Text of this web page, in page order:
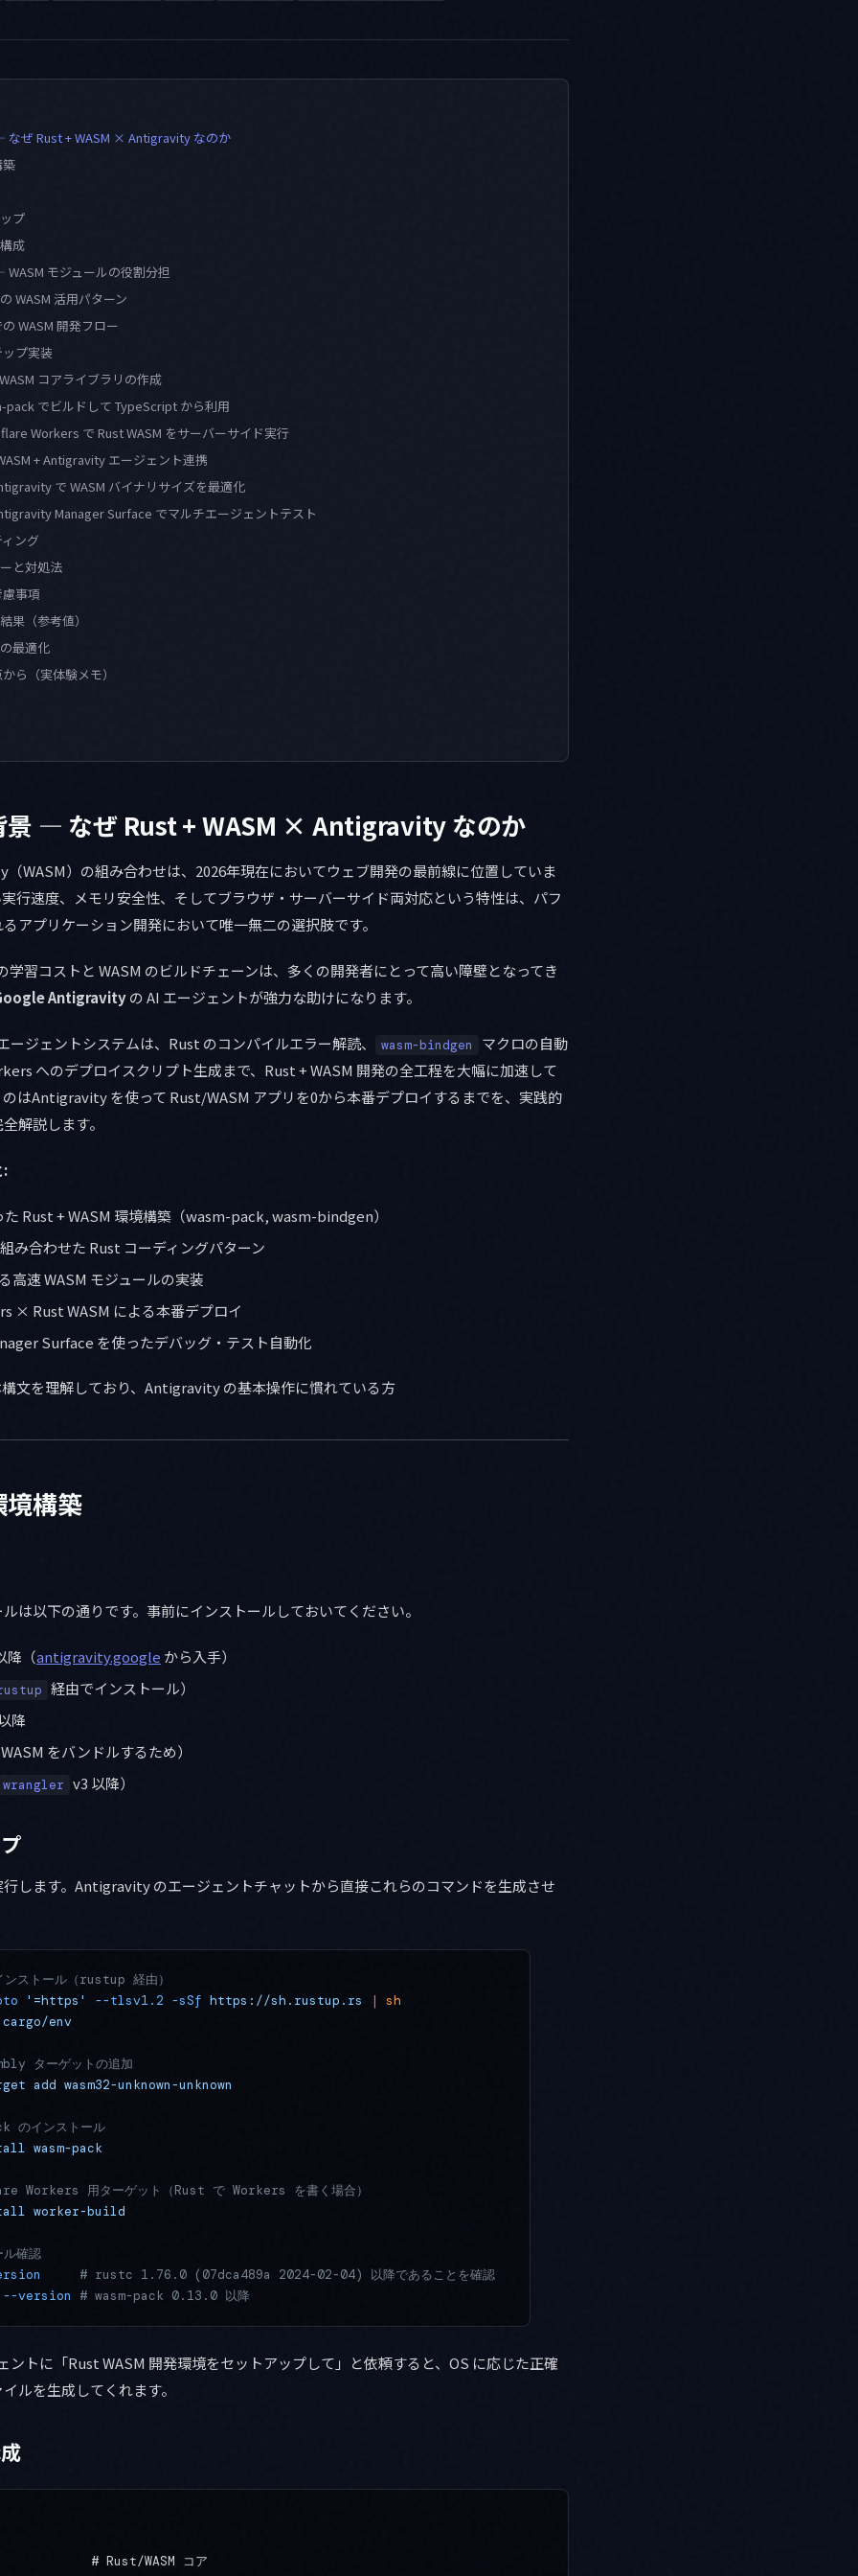
なぜ Rust + WASM × Antigravity なのか
プ
成
モジュールの役割分担
WASM 活用パターン
WASM 開発フロー
プ実装
コアライブラリの作成
pack でビルドして TypeScript から利用
Workers で Rust WASM をサーバーサイド実行
+ Antigravity エージェント連携
で WASM バイナリサイズを最適化
Manager Surface でマルチエージェントテスト
ング
と対処法
事項
果（参考値）
最適化
ら（実体験メモ）
景 — なぜ Rust + WASM × Antigravity なのか
WASM）の組み合わせは、2026年現在においてウェブ開発の最前線に位置していま
行速度、メモリ安全性、そしてブラウザ・サーバーサイド両対応という特性は、パフ
アプリケーション開発において唯一無二の選択肢です。
学習コストと WASM のビルドチェーンは、多くの開発者にとって高い障壁となってき
Antigravityの AI エージェントが強力な助けになります。
ジェントシステムは、Rust のコンパイルエラー解読、 wasm-bindgen
マクロの自動
へのデプロイスクリプト生成まで、Rust + WASM 開発の全工程を大幅に加速して
はAntigravity を使って Rust/WASM アプリを0から本番デプロイするまでを、実践的
解説します。
:
Rust + WASM 環境構築（wasm-pack, wasm-bindgen）
み合わせた Rust コーディングパターン
高速 WASM モジュールの実装
× Rust WASM による本番デプロイ
Surface を使ったデバッグ・テスト自動化
文を理解しており、Antigravity の基本操作に慣れている方
境構築
は以下の通りです。事前にインストールしておいてください。
降（antigravity.google から入手）
経由でインストール）
降
をバンドルするため）
wrangler v3 以降）
します。Antigravity のエージェントチャットから直接これらのコマンドを生成させ
ストール（rustup 経由）
'=https' --tlsv1.2 -sSf https://sh.rustup.rs |
sh
env
ターゲットの追加
add wasm32-unknown-unknown
のインストール
wasm-pack
Workers 用ターゲット（Rust で Workers を書く場合）
worker-build
確認
     # rustc 1.76.0 (07dca489a 2024-02-04) 以降であることを確認
version
# wasm-pack 0.13.0 以降
トに「Rust WASM 開発環境をセットアップして」と依頼すると、OS に応じた正確
ルを生成してくれます。
# Rust/WASM コア